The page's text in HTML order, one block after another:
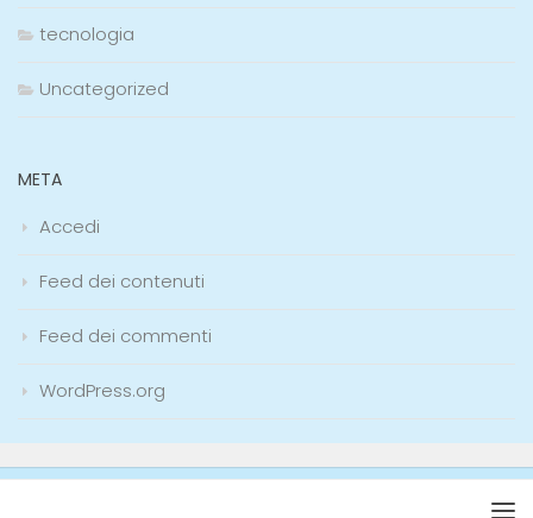
tecnologia
Uncategorized
META
Accedi
Feed dei contenuti
Feed dei commenti
WordPress.org